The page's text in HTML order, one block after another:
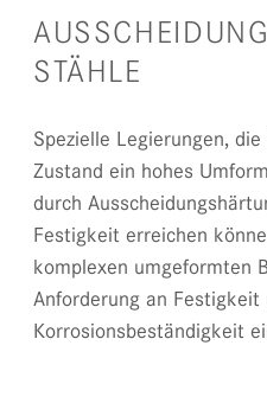
STÄHLE
Spezielle Legierungen,
Zustand ein hohes
durch
Festigkeit erreichen
komplexen umgeformten
Anforderung an Festigkeit
Korrosionsbeständigkeit